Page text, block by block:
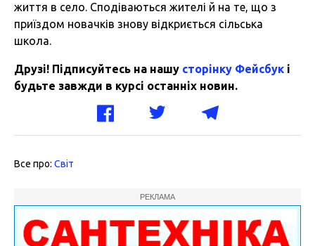
життя в село. Сподіваються жителі й на те, що з
приїздом новачків знову відкриється сільська
школа.
Друзі! Підписуйтесь на нашу сторінку Фейсбук і
будьте завжди в курсі останніх новин.
Все про: Світ
РЕКЛАМА